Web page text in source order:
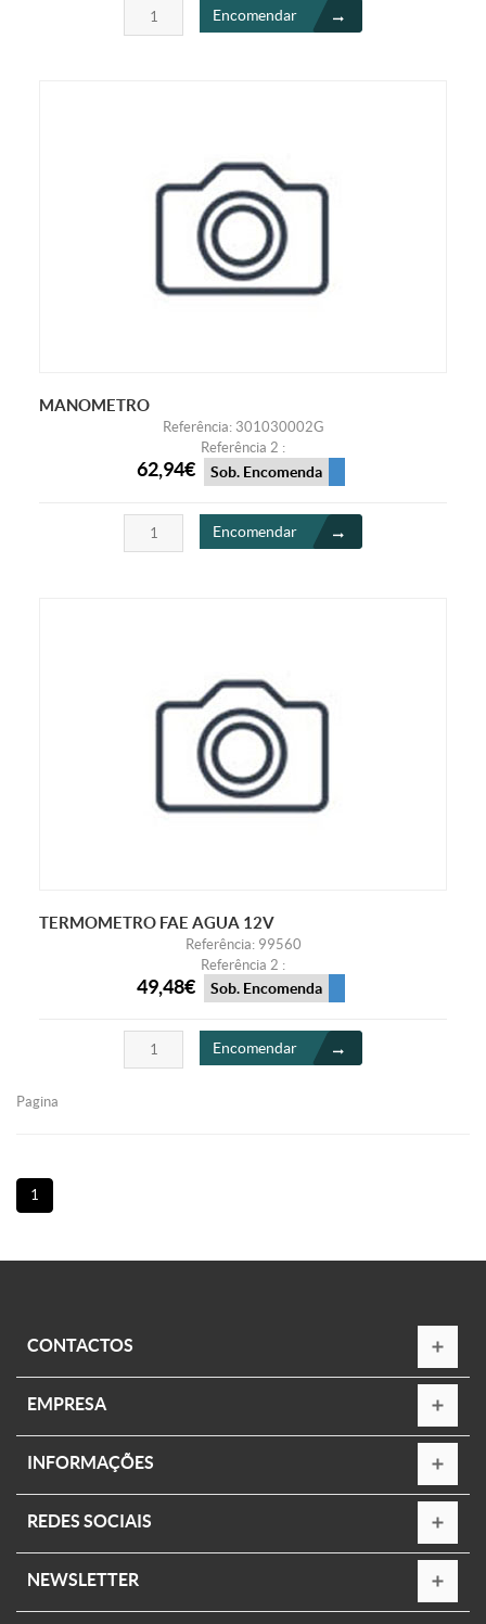
Encomendar
MANOMETRO
Referência: 301030002G
Referência 2 :
62,94€ Sob. Encomenda
Encomendar
TERMOMETRO FAE AGUA 12V
Referência: 99560
Referência 2 :
49,48€ Sob. Encomenda
Encomendar
Pagina
1
CONTACTOS
EMPRESA
INFORMAÇÕES
REDES SOCIAIS
NEWSLETTER